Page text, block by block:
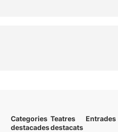
Categories
destacades
Teatres
destacats
Entrades